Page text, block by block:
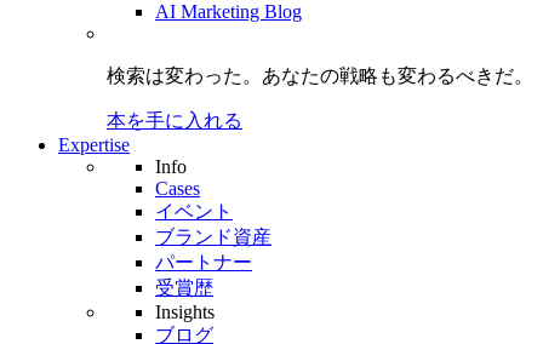
AI Marketing Blog
検索は変わった。 あなたの戦略も変わるべきだ。
本を手に入れる
Expertise
Info
Cases
イベント
ブランド資産
パートナー
受賞歴
Insights
ブログ